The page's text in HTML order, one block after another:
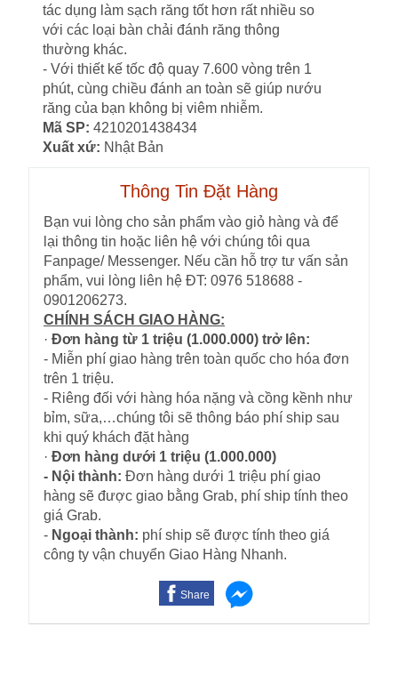
tác dụng làm sạch răng tốt hơn rất nhiều so
với các loại bàn chải đánh răng thông
thường khác.
- Với thiết kế tốc độ quay 7.600 vòng trên 1
phút, cùng chiều đánh an toàn sẽ giúp nướu
răng của bạn không bị viêm nhiễm.
Mã SP: 4210201438434
Xuất xứ: Nhật Bản
Thông Tin Đặt Hàng
Bạn vui lòng cho sản phẩm vào giỏ hàng và để
lại thông tin hoặc liên hệ với chúng tôi qua
Fanpage/ Messenger. Nếu cần hỗ trợ tư vấn sản
phẩm, vui lòng liên hệ ĐT: 0976 518688 -
0901206273.
CHÍNH SÁCH GIAO HÀNG:
· Đơn hàng từ 1 triệu (1.000.000) trở lên:
- Miễn phí giao hàng trên toàn quốc cho hóa đơn
trên 1 triệu.
- Riêng đối với hàng hóa nặng và cồng kềnh như
bỉm, sữa,…chúng tôi sẽ thông báo phí ship sau
khi quý khách đặt hàng
· Đơn hàng dưới 1 triệu (1.000.000)
- Nội thành: Đơn hàng dưới 1 triệu phí giao
hàng sẽ được giao bằng Grab, phí ship tính theo
giá Grab.
- Ngoại thành: phí ship sẽ được tính theo giá
công ty vận chuyển Giao Hàng Nhanh.
Share